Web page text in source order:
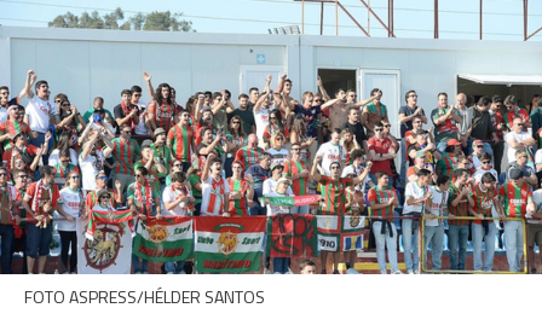
FOTO ASPRESS/HÉLDER SANTOS